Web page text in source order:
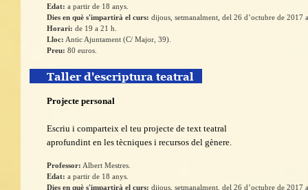
Edat: a partir de 18 anys.
Dies en què s'impartirà el curs: dijous, setmanalment, del 26 d’octubre de 2017
Horari: de 19 a 21 h.
Lloc: Antic Ajuntament (C/ Major, 39).
Preu: 80 euros.
Taller d'escriptura teatral
Projecte personal
Escriu i comparteix el teu projecte de text teatral
aprofundint en les tècniques i recursos del gènere.
Professor: Albert Mestres
Edat: a partir de 18 anys.
Dies en què s'impartirà el curs: dijous, setmanalment, del 26 d’octubre de 2017